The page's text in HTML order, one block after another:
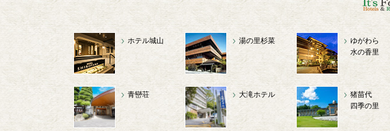
ホテル城山 湯の里杉菜
ゆがわら
水の香里
青巒荘 大滝ホテル
猪苗代
四季の里